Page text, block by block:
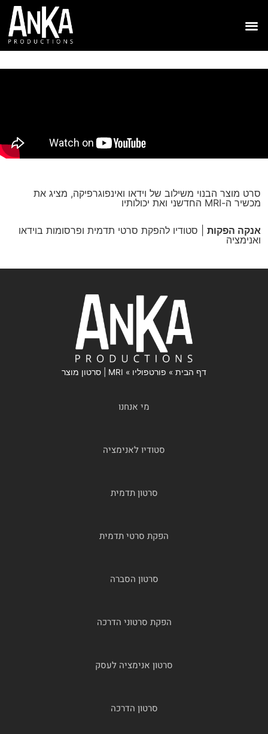
סרט מוצר הבנוי משילוב של וידאו ואינפוגרפיקה, מציג את
מכשיר ה-MRI החדשני ואת יכולותיו
אנקה הפקות | סטודיו להפקת סרטי תדמית ופרסומות בוידאו
ואנימציה
דף הבית » פורטפוליו » MRI | סרטון מוצר
מי אנחנו
סטודיו לאנימציה
סרטון תדמית
הפקת סרטי תדמית
סרטון הסברה
הפקת סרטוני הדרכה
סרטון אנימציה לעסק
סרטון הדרכה